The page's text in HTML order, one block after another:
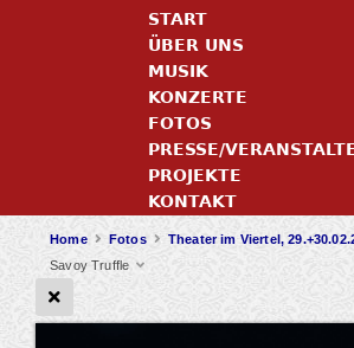
Home Fotos
Theater im Viertel,
Savoy Truffle
START
ÜBER UNS
MUSIK
KONZERTE
FOTOS
PRESSE/
PROJEKTE
KONTAKT